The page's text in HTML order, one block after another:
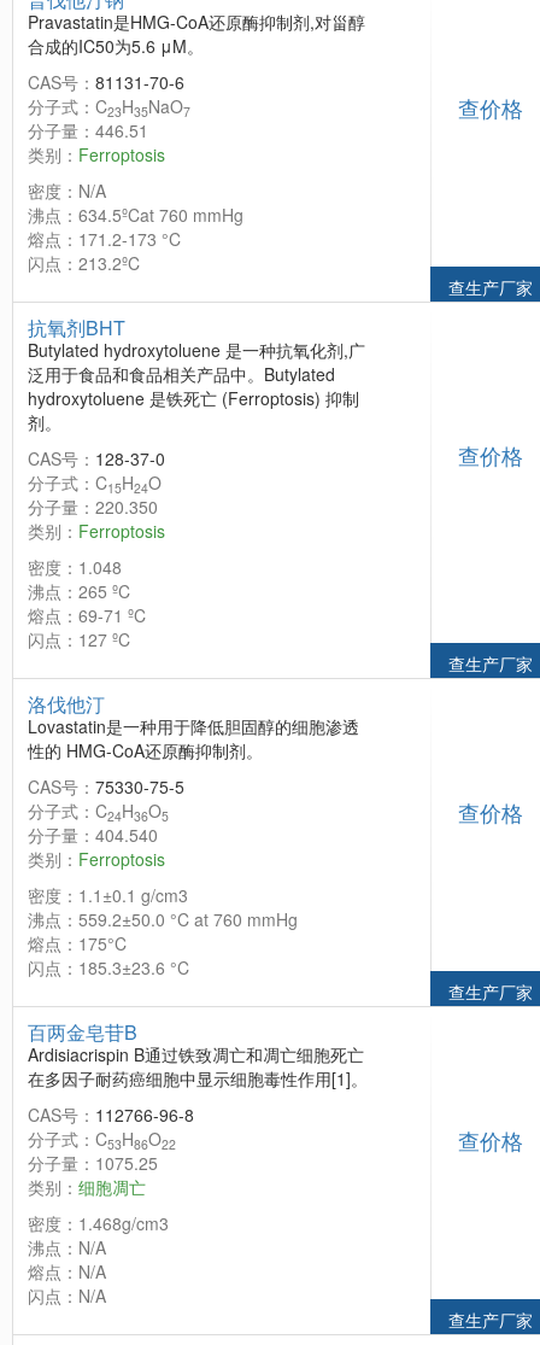
Pravastatin是HMG-CoA还原酶抑制剂,对甾醇
合成的IC50为5.6 μM。
CAS号： 81131-70-6
分子式：C23H35NaO7
分子量：446.51
类别： Ferroptosis
密度：N/A
沸点：634.5ºCat 760 mmHg
熔点：171.2-173 °C
闪点：213.2ºC
查价格
查生产厂家
抗氧剂BHT
Butylated hydroxytoluene 是一种抗氧化剂,广
泛用于食品和食品相关产品中。Butylated
hydroxytoluene 是铁死亡 (Ferroptosis) 抑制
剂。
CAS号： 128-37-0
分子式：C15H24O
分子量：220.350
类别： Ferroptosis
密度：1.048
沸点：265 ºC
熔点：69-71 ºC
闪点：127 ºC
查价格
查生产厂家
洛伐他汀
Lovastatin是一种用于降低胆固醇的细胞渗透
性的 HMG-CoA还原酶抑制剂。
CAS号： 75330-75-5
分子式：C24H36O5
分子量：404.540
类别： Ferroptosis
密度：1.1±0.1 g/cm3
沸点：559.2±50.0 °C at 760 mmHg
熔点：175°C
闪点：185.3±23.6 °C
查价格
查生产厂家
百两金皂苷B
Ardisiacrispin B通过铁致凋亡和凋亡细胞死亡
在多因子耐药癌细胞中显示细胞毒性作用[1]。
CAS号： 112766-96-8
分子式：C53H86O22
分子量：1075.25
类别： 细胞凋亡
密度：1.468g/cm3
沸点：N/A
熔点：N/A
闪点：N/A
查价格
查生产厂家